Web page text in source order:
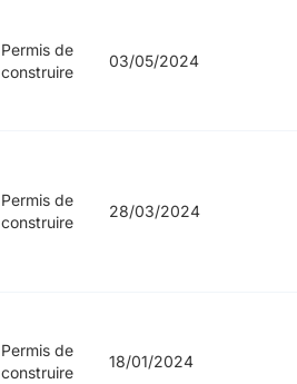
Permis de
construire
03/05/2024
Permis de
construire
28/03/2024
Permis de
construire
18/01/2024